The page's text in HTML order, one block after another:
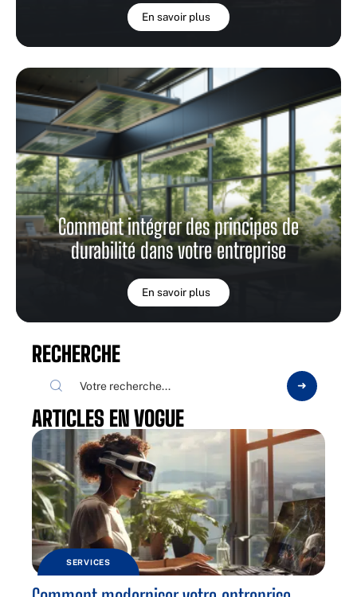
En savoir plus
Comment intégrer des principes de
durabilité dans votre entreprise
En savoir plus
RECHERCHE
ARTICLES EN VOGUE
SERVICES